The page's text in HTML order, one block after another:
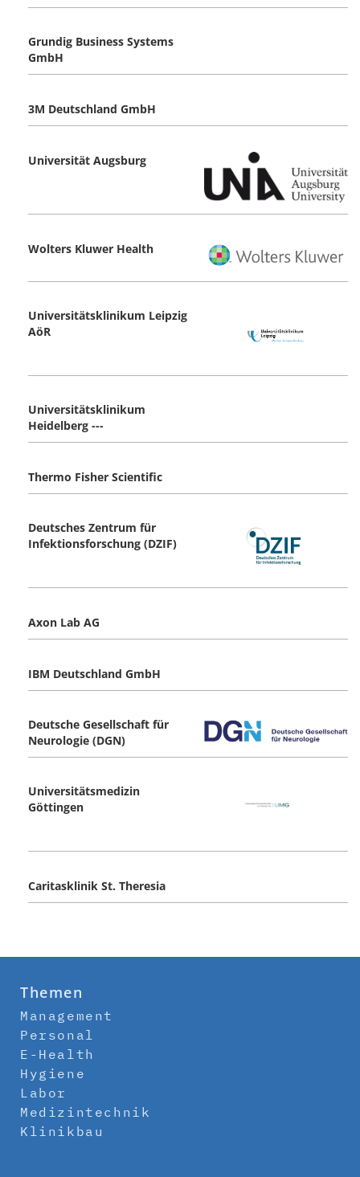
Grundig Business Systems
GmbH
3M Deutschland GmbH
Universität Augsburg
Wolters Kluwer Health
Universitätsklinikum Leipzig
AöR
Universitätsklinikum
Heidelberg ---
Thermo Fisher Scientific
Deutsches Zentrum für
Infektionsforschung (DZIF)
Axon Lab AG
IBM Deutschland GmbH
Deutsche Gesellschaft für
Neurologie (DGN)
Universitätsmedizin
Göttingen
Caritasklinik St. Theresia
Themen
Management
Personal
E-Health
Hygiene
Labor
Medizintechnik
Klinikbau